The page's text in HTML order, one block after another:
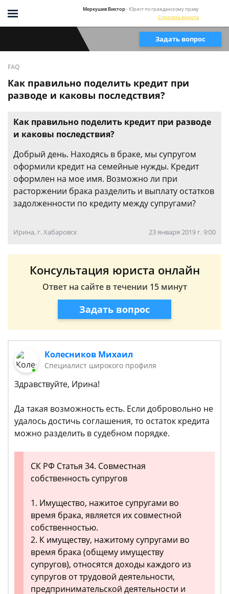
Меркушев Виктор- Юрист по гражданскому праву
Спросить юриста
Задать вопрос
FAQ
Как правильно поделить кредит при
разводе и каковы последствия?
Как правильно поделить кредит при разводе
и каковы последствия?
Добрый день. Находясь в браке, мы супругом
оформили кредит на семейные нужды. Кредит
оформлен на мое имя. Возможно ли при
расторжении брака разделить и выплату остатков
задолженности по кредиту между супругами?
Ирина, г. Хабаровск 23 января 2019 г. 9:00
Консультация юриста онлайн
Ответ на сайте в течении 15 минут
Задать вопрос
Колесников Михаил
Специалист широкого профиля
Здравствуйте, Ирина!
Да такая возможность есть. Если добровольно не
удалось достичь соглашения, то остаток кредита
можно разделить в судебном порядке.
СК РФ Статья 34. Совместная
собственность супругов
1. Имущество, нажитое супругами во
время брака, является их совместной
собственностью.
2. К имуществу, нажитому супругами во
время брака (общему имуществу
супругов), относятся доходы каждого из
супругов от трудовой деятельности,
предпринимательской деятельности и